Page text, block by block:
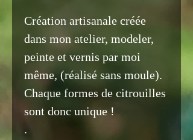
Création artisanale créée
dans mon atelier, modeler,
peinte et vernis par moi
même, (réalisé sans moule).
Chaque formes de citrouilles
sont donc unique !
.